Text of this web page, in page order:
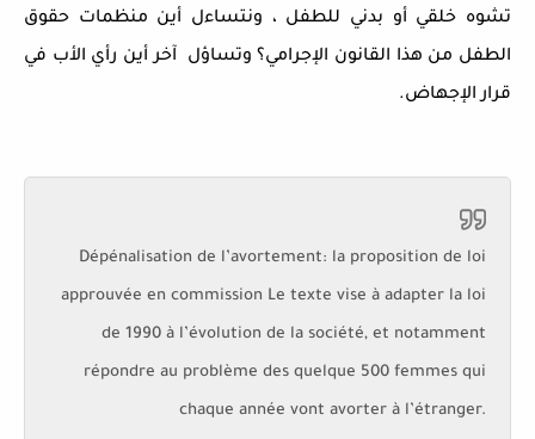
تشوه خلقي أو بدني للطفل ، ونتساءل أين منظمات حقوق
الطفل من هذا القانون الإجرامي؟ وتساؤل آخر أين رأي الأب في
قرار الإجهاض.
Dépénalisation de l’avortement: la proposition de loi
approuvée en commission Le texte vise à adapter la loi
de 1990 à l’évolution de la société, et notamment
répondre au problème des quelque 500 femmes qui
chaque année vont avorter à l’étranger.